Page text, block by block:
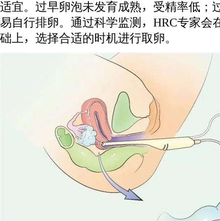
适宜。过早卵泡未发育成熟，受精率低；
易自行排卵。通过科学监测，HRC专家会
础上，选择合适的时机进行取卵。